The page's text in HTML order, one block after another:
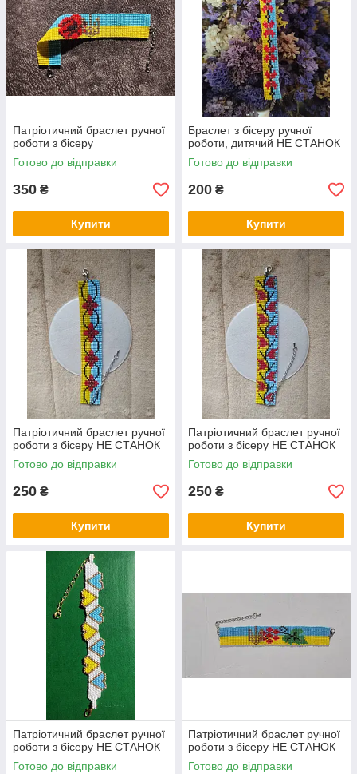
Патріотичний браслет ручної
роботи з бісеру
Готово до відправки
350 ₴
Купити
Браслет з бісеру ручної
роботи, дитячий НЕ СТАНОК
Готово до відправки
200 ₴
Купити
Патріотичний браслет ручної
роботи з бісеру НЕ СТАНОК
Готово до відправки
250 ₴
Купити
Патріотичний браслет ручної
роботи з бісеру НЕ СТАНОК
Готово до відправки
250 ₴
Купити
Патріотичний браслет ручної
роботи з бісеру НЕ СТАНОК
Готово до відправки
Патріотичний браслет ручної
роботи з бісеру НЕ СТАНОК
Готово до відправки